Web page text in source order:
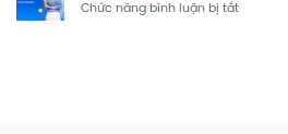
Hoàn
tính
Chức năng bình luận bị tắtở